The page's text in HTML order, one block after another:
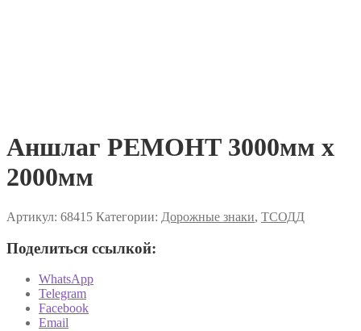
Аншлаг РЕМОНТ 3000мм х
2000мм
Артикул: 68415 Категории: Дорожные знаки, ТСОДД
Поделиться ссылкой:
WhatsApp
Telegram
Facebook
Email